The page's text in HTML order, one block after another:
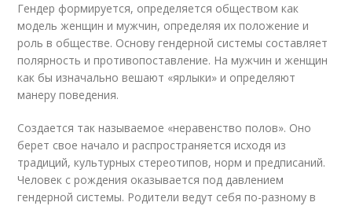
Гендер формируется, определяется обществом как
модель женщин и мужчин, определяя их положение и
роль в обществе. Основу гендерной системы составляет
полярность и противопоставление. На мужчин и женщин
как бы изначально вешают «ярлыки» и определяют
манеру поведения.
Создается так называемое «неравенство полов». Оно
берет свое начало и распространяется исходя из
традиций, культурных стереотипов, норм и предписаний.
Человек с рождения оказывается под давлением
гендерной системы. Родители ведут себя по-разному в